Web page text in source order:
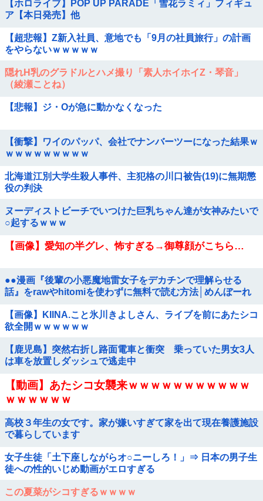
【ホロライブ】POP UP PARADE「雪花ラミィ」フィギュ
ア【本日発売】他
【超悲報】Z新入社員、意地でも「9月の社員旅行」の計画
をやらないｗｗｗｗｗ
隠れH乳のグラドルとハメ撮り「素人ホイホイZ・琴音」
（綾瀬ことね）
【悲報】ジ・Oが急に動かなくなった
【衝撃】ワイのパッパ、会社でナンバーツーになった結果ｗ
ｗｗｗｗｗｗｗｗｗ
北海道江別大学生殺人事件、主犯格の川口被告(19)に無期懲
役の判決
ヌーディストビーチでいつけた巨乳ちゃん達が女神みたいで
○起するｗｗｗ
【画像】愛知の半グレ、怖すぎる→御尊顔がこちら…
●●漫画『後輩の小悪魔地雷女子をデカチンで理解らせる
話』をrawやhitomiを使わずに無料で読む方法│めんぼーれ
【画像】KIINA.こと氷川きよしさん、ライブを前にあたシコ
欲全開ｗｗｗｗｗｗ
【鹿児島】突然右折し路面電車と衝突 乗っていた男女3人
は車を放置しダッシュで逃走中
【動画】あたシコ女襲来ｗｗｗｗｗｗｗｗｗｗｗ
ｗｗｗｗｗｗ
高校３年生の女です。家が嫌いすぎて家を出て現在養護施設
で暮らしています
女子生徒「土下座しながらオ○ニーしろ！」⇒ 日本の男子生
徒への性的いじめ動画がエロすぎる
この夏菜がシコすぎるｗｗｗｗ